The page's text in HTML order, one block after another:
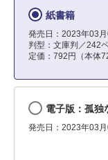
紙書籍
発売日：2023年03月
判型：文庫判／242
定価：792円（本体
電子版：孤独
発売日：2023年03月